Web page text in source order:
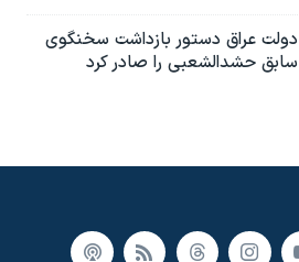
دولت عراق دستور بازداشت سخنگوی
سابق حشدالشعبی را صادر کرد